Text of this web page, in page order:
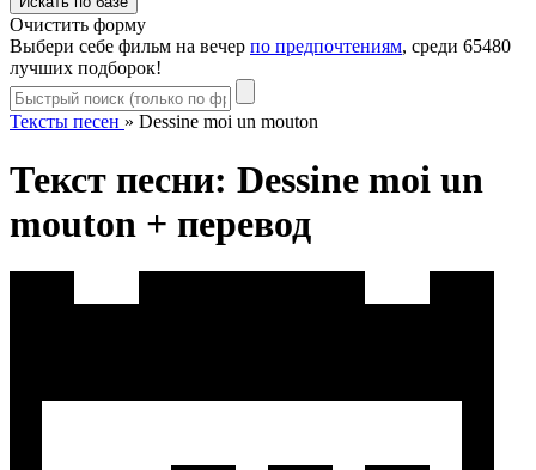
Очистить форму
Выбери себе фильм на вечер по предпочтениям, среди 65480
лучших подборок!
Тексты песен » Dessine moi un mouton
Текст песни: Dessine moi un
mouton + перевод